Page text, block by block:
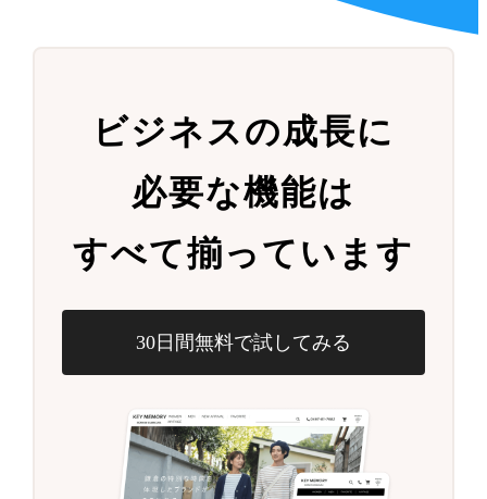
ビジネスの成長に
必要な機能は
すべて揃っています
30日間無料で試してみる